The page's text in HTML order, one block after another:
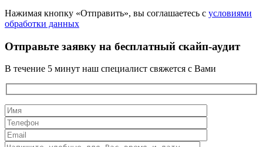
Нажимая кнопку «Отправить», вы соглашаетесь с условиями
обработки данных
Отправьте заявку на бесплатный скайп-аудит
В течение 5 минут наш специалист свяжется с Вами